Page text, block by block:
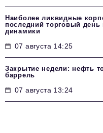
Наиболее ликвидные
последний торговый
динамики
07 августа 14:25
Закрытие недели: нефть
баррель
07 августа 13:24